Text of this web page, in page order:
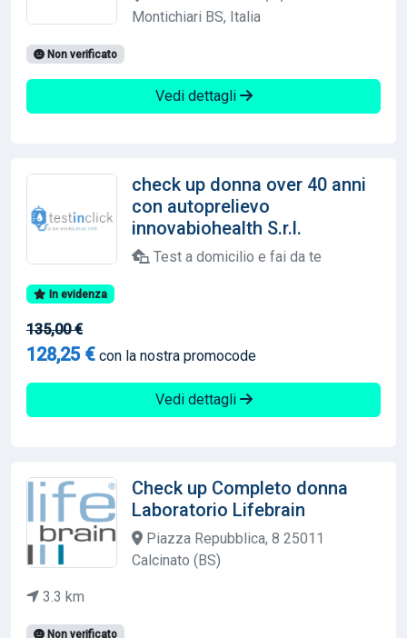
Montichiari BS, Italia
Non verificato
Vedi dettagli
check up donna over 40 anni
con autoprelievo
innovabiohealth S.r.l.
Test a domicilio e fai da te
In evidenza
135,00 €
128,25 € con la nostra promocode
Vedi dettagli
Check up Completo donna
Laboratorio Lifebrain
Piazza Repubblica, 8 25011
Calcinato (BS)
3.3 km
Non verificato